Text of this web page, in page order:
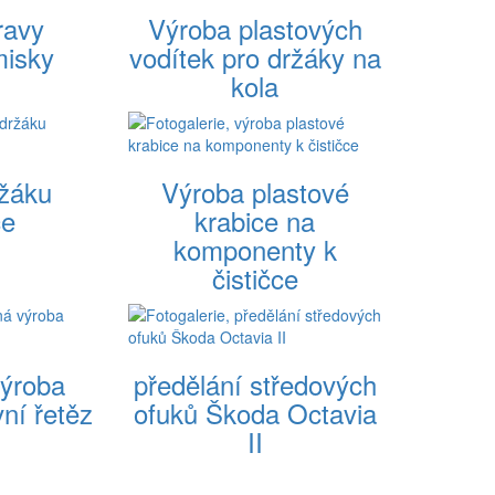
Výroba plastových
vodítek pro držáky na
kola
Výroba plastové
krabice na
komponenty k
čističce
řetěz
předělání středových
ofuků Škoda Octavia
II